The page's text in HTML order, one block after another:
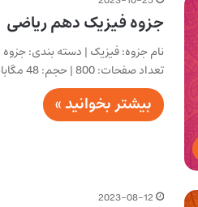
جزوه فیزیک دهم ریاضی
تعداد صفحات: 800 | حجم: 48 مگابایت…
بیشتر بخوانید »
2023-08-12